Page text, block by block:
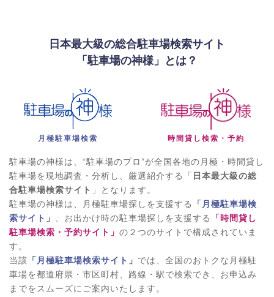
日本最大級の総合駐車場検索サイト
「駐車場の神様」とは？
月極駐車場検索 時間貸し検索・予約
駐車場の神様は、“駐車場のプロ”が全国各地の月極・時間貸し
駐車場を現地調査・分析し、厳選紹介する「 日本最大級の総
合駐車場検索サイト 」となります。
駐車場の神様は、月極駐車場探しを支援する
「月極駐車場検
索サイト」
、お出かけ時の駐車場探しを支援する
「時間貸し
駐車場検索・予約サイト」 の２つのサイトで構成されていま
す。
当該 「月極駐車場検索サイト」 では、全国のおトクな月極駐
車場を都道府県・市区町村、路線・駅で検索でき、お申込み
までをスムーズにご案内いたします。